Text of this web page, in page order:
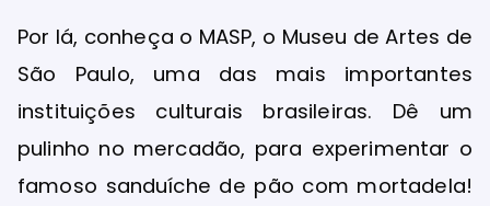
Por lá, conheça o MASP, o Museu de Artes de
São Paulo, uma das mais importantes
instituições culturais brasileiras. Dê um
pulinho no mercadão, para experimentar o
famoso sanduíche de pão com mortadela!